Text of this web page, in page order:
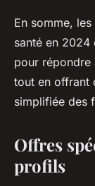
En somme,
santé en 2024
pour répondre
tout en offrant
simplifiée des
Offres
profils